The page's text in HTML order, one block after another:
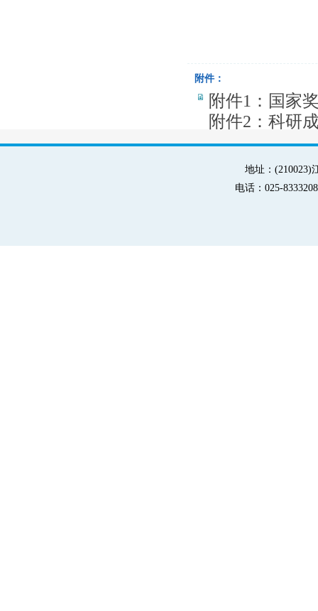
附件：
附件1：国家
附件2：科研
地址：(210023)
电话：025-